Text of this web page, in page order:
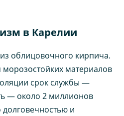
в Карелии
облицовочного кирпича.
морозостойких материалов
срок службы —
— около 2 миллионов
и